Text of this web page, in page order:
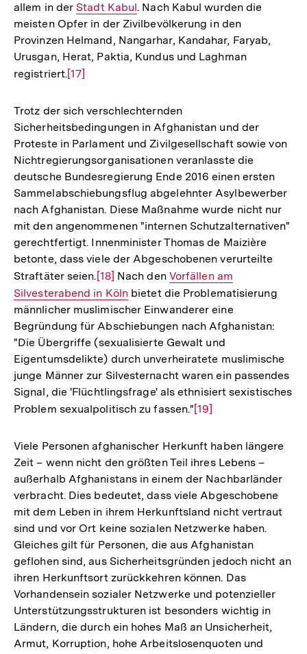
allem in der Interner
Link:
Stadt Kabul. Nach Kabul wurden die
meisten Opfer in der Zivilbevölkerung in den
Provinzen Helmand, Nangarhar, Kandahar, Faryab,
Urusgan, Herat, Paktia, Kundus und Laghman
registriert.Zur
der
Fußnote
[17]
Trotz der sich verschlechternden
Sicherheitsbedingungen in Afghanistan und der
Proteste in Parlament und Zivilgesellschaft sowie von
Nichtregierungsorganisationen veranlasste die
deutsche Bundesregierung Ende 2016 einen ersten
Sammelabschiebungsflug abgelehnter Asylbewerber
nach Afghanistan. Diese Maßnahme wurde nicht nur
mit den angenommenen "internen Schutzalternativen"
gerechtfertigt. Innenminister Thomas de Maizière
betonte, dass viele der Abgeschobenen verurteilte
Straftäter seien.Zur
Auflösung
der
Fußnote
[18] Nach den Interner
Link:
Vorfällen am
Silvesterabend in Kölnbietet die Problematisierung
männlicher muslimischer Einwanderer eine
Begründung für Abschiebungen nach Afghanistan:
"Die Übergriffe (sexualisierte Gewalt und
Eigentumsdelikte) durch unverheiratete muslimische
junge Männer zur Silvesternacht waren ein passendes
Signal, die 'Flüchtlingsfrage' als ethnisiert sexistisches
Problem sexualpolitisch zu fassen."Zur
der
Fußnote
[19]
Viele Personen afghanischer Herkunft haben längere
Zeit – wenn nicht den größten Teil ihres Lebens –
außerhalb Afghanistans in einem der Nachbarländer
verbracht. Dies bedeutet, dass viele Abgeschobene
mit dem Leben in ihrem Herkunftsland nicht vertraut
sind und vor Ort keine sozialen Netzwerke haben.
Gleiches gilt für Personen, die aus Afghanistan
geflohen sind, aus Sicherheitsgründen jedoch nicht an
ihren Herkunftsort zurückkehren können. Das
Vorhandensein sozialer Netzwerke und potenzieller
Unterstützungsstrukturen ist besonders wichtig in
Ländern, die durch ein hohes Maß an Unsicherheit,
Armut, Korruption, hohe Arbeitslosenquoten und